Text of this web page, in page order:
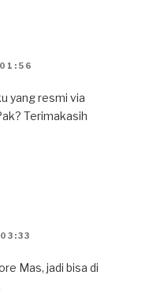
yang resmi via
Terimakasih
Mas, jadi bisa di